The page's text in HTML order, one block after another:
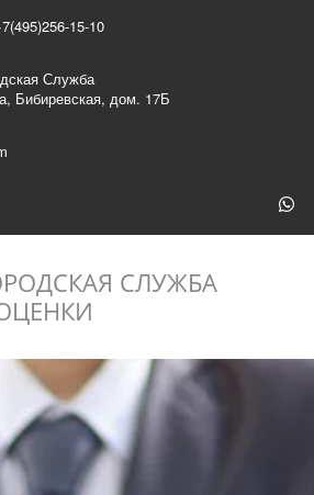
15-10
Служба
, Бибиревская, дом. 17Б
СЛУЖБА